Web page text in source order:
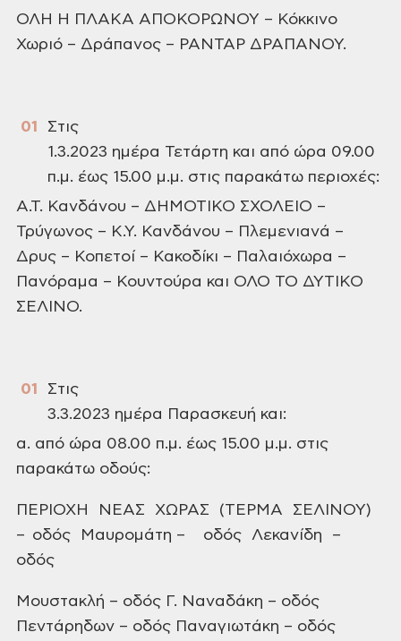
ΟΛΗ Η ΠΛΑΚΑ ΑΠΟΚΟΡΩΝΟΥ – Κόκκινο
Χωριό – Δράπανος – ΡΑΝΤΑΡ ΔΡΑΠΑΝΟΥ.
Στις
1.3.2023 ημέρα Τετάρτη και από ώρα 09.00
π.μ. έως 15.00 μ.μ. στις παρακάτω περιοχές:
Α.Τ. Κανδάνου – ΔΗΜΟΤΙΚΟ ΣΧΟΛΕΙΟ –
Τρύγωνος – Κ.Υ. Κανδάνου – Πλεμενιανά –
Δρυς – Κοπετοί – Κακοδίκι – Παλαιόχωρα –
Πανόραμα – Κουντούρα και ΟΛΟ ΤΟ ΔΥΤΙΚΟ
ΣΕΛΙΝΟ.
Στις
3.3.2023 ημέρα Παρασκευή και:
α. από ώρα 08.00 π.μ. έως 15.00 μ.μ. στις
παρακάτω οδούς:
ΠΕΡΙΟΧΗ ΝΕΑΣ
ΧΩΡΑΣ (ΤΕΡΜΑ ΣΕΛΙΝΟΥ)
– οδός Μαυρομάτη – οδός
Λεκανίδη –
οδός
Μουστακλή – οδός Γ. Ναναδάκη – οδός
Πεντάρηδων – οδός Παναγιωτάκη – οδός